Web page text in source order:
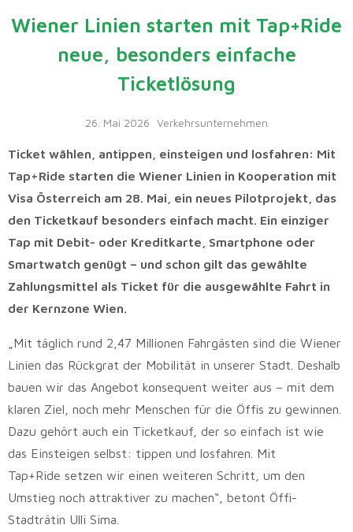
Wiener Linien starten mit Tap+Ride
neue, besonders einfache
Ticketlösung
26. Mai 2026 Verkehrsunternehmen
Ticket wählen, antippen, einsteigen und losfahren: Mit
Tap+Ride starten die Wiener Linien in Kooperation mit
Visa Österreich am 28. Mai, ein neues Pilotprojekt, das
den Ticketkauf besonders einfach macht. Ein einziger
Tap mit Debit- oder Kreditkarte, Smartphone oder
Smartwatch genügt – und schon gilt das gewählte
Zahlungsmittel als Ticket für die ausgewählte Fahrt in
der Kernzone Wien.
„Mit täglich rund 2,47 Millionen Fahrgästen sind die Wiener
Linien das Rückgrat der Mobilität in unserer Stadt. Deshalb
bauen wir das Angebot konsequent weiter aus – mit dem
klaren Ziel, noch mehr Menschen für die Öffis zu gewinnen.
Dazu gehört auch ein Ticketkauf, der so einfach ist wie
das Einsteigen selbst: tippen und losfahren. Mit
Tap+Ride setzen wir einen weiteren Schritt, um den
Umstieg noch attraktiver zu machen“, betont Öffi-
Stadträtin Ulli Sima.